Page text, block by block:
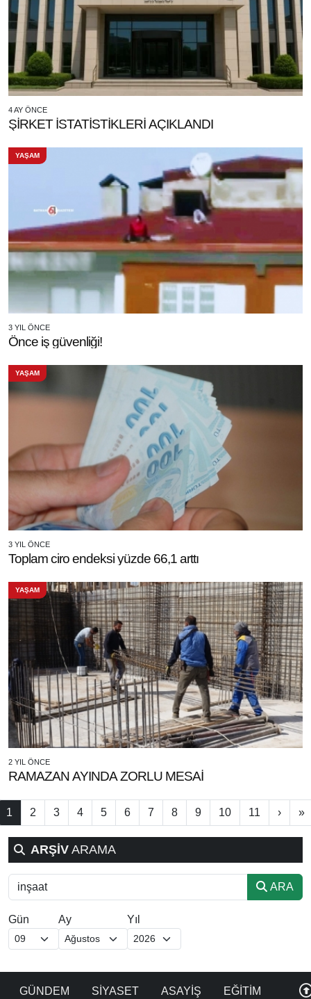
4 AY ÖNCE
ŞİRKET İSTATİSTİKLERİ AÇIKLANDI
YAŞAM
3 YIL ÖNCE
Önce iş güvenliği!
YAŞAM
3 YIL ÖNCE
Toplam ciro endeksi yüzde 66,1 arttı
YAŞAM
2 YIL ÖNCE
RAMAZAN AYINDA ZORLU MESAİ
1 2 3 4 5 6 7 8 9 10 11 › »
ARŞİV ARAMA
ARA
Gün Ay Yıl
GÜNDEM SİYASET ASAYİŞ EĞİTİM